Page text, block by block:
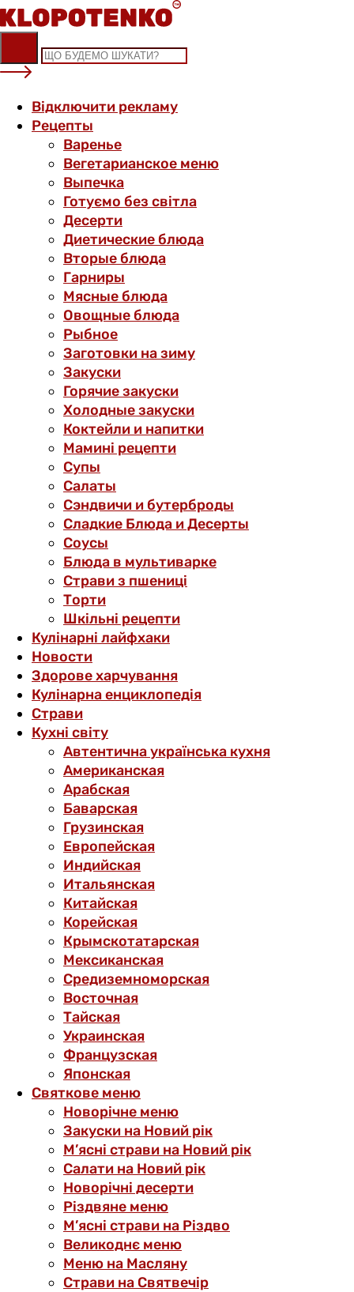
Skip
to
content
Відключити рекламу
Рецепты
Варенье
Вегетарианское меню
Выпечка
Готуємо без світла
Десерти
Диетические блюда
Вторые блюда
Гарниры
Мясные блюда
Овощные блюда
Рыбное
Заготовки на зиму
Закуски
Горячие закуски
Холодные закуски
Коктейли и напитки
Мамині рецепти
Супы
Салаты
Сэндвичи и бутерброды
Сладкие Блюда и Десерты
Соусы
Блюда в мультиварке
Страви з пшениці
Торти
Шкільні рецепти
Кулінарні лайфхаки
Новости
Здорове харчування
Кулінарна енциклопедія
Страви
Кухні світу
Автентична українська кухня
Американская
Арабская
Баварская
Грузинская
Европейская
Индийская
Итальянская
Китайская
Корейская
Крымскотатарская
Мексиканская
Средиземноморская
Восточная
Тайская
Украинская
Французская
Японская
Святкове меню
Новорічне меню
Закуски на Новий рік
М’ясні страви на Новий рік
Салати на Новий рік
Новорічні десерти
Різдвяне меню
М’ясні страви на Різдво
Великоднє меню
Меню на Масляну
Страви на Святвечір